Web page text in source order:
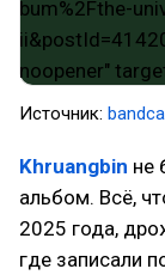
Источник:
Khruangbin не
альбом. Всё,
2025 года,
где записали